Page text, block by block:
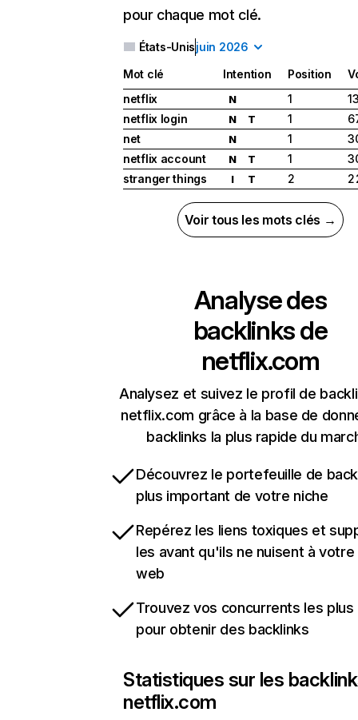
pour chaque mot clé.
États-Unisjuin 2026
Mot clé Intention Position
netflix
N 1
netflix login
N T 1
net
N 1
netflix account
N T 1
stranger things
I T 2 2
Voir tous les mots clés →
Analyse des
backlinks de
netflix.com
Analysez et suivez le profil de
netflix.com grâce à la base de
backlinks la plus rapide du
Découvrez le portefeuille de
plus important de votre niche
Repérez les liens toxiques et
les avant qu'ils ne nuisent à
web
Trouvez vos concurrents les
pour obtenir des backlinks
Statistiques sur les
netflix.com